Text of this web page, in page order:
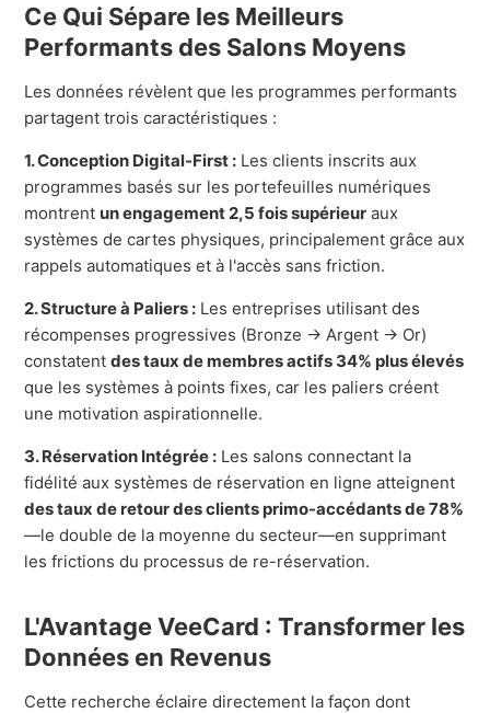
Ce Qui Sépare les Meilleurs
Performants des Salons Moyens
Les données révèlent que les programmes performants
partagent trois caractéristiques :
1. Conception Digital-First : Les clients inscrits aux
programmes basés sur les portefeuilles numériques
montrent un engagement 2,5 fois supérieur aux
systèmes de cartes physiques, principalement grâce aux
rappels automatiques et à l'accès sans friction.
2. Structure à Paliers : Les entreprises utilisant des
récompenses progressives (Bronze → Argent → Or)
constatentdes taux de membres actifs 34% plus élevés
que les systèmes à points fixes, car les paliers créent
une motivation aspirationnelle.
3. Réservation Intégrée : Les salons connectant la
fidélité aux systèmes de réservation en ligne atteignent
des taux de retour des clients primo-accédants de 78%
—le double de la moyenne du secteur—en supprimant
les frictions du processus de re-réservation.
L'Avantage VeeCard : Transformer les
Données en Revenus
Cette recherche éclaire directement la façon dont